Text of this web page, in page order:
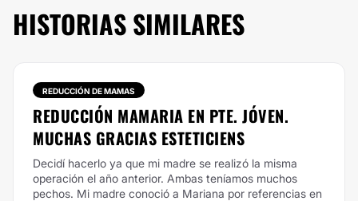
HISTORIAS SIMILARES
REDUCCIÓN DE MAMAS
REDUCCIÓN MAMARIA EN PTE. JÓVEN.
MUCHAS GRACIAS ESTETICIENS
Decidí hacerlo ya que mi madre se realizó la misma
operación el año anterior. Ambas teníamos muchos
pechos. Mi madre conoció a Mariana por referencias en